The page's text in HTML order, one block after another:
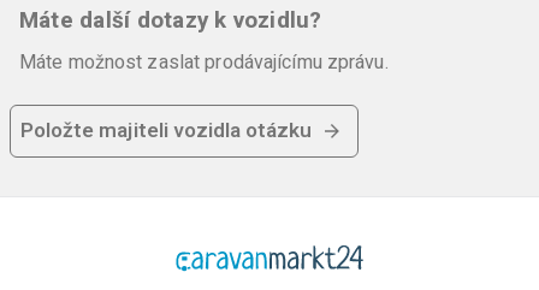
Máte další dotazy k vozidlu?
Máte možnost zaslat prodávajícímu zprávu.
Položte majiteli vozidla otázku